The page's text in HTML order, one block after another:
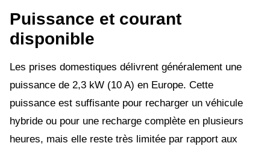
Puissance et courant
disponible
Les prises domestiques délivrent généralement une
puissance de 2,3 kW (10 A) en Europe. Cette
puissance est suffisante pour recharger un véhicule
hybride ou pour une recharge complète en plusieurs
heures, mais elle reste très limitée par rapport aux